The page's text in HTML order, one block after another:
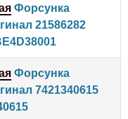
Форсунка
21586282
Форсунка
7421340615